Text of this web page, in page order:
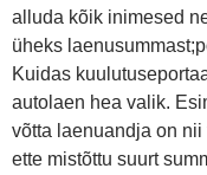
alluda kõik inimesed
üheks
Kuidas
autolaen hea valik.
võtta laenuandja on
ette mistõttu suurt